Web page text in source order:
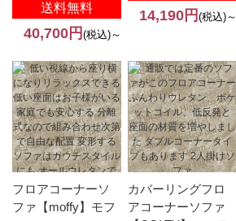
送料無料
40,700円 (税込)～
14,190円 (税込)～
フロアコーナーソ
ファ【moffy】モフ
カバーリングフロ
アコーナーソファ